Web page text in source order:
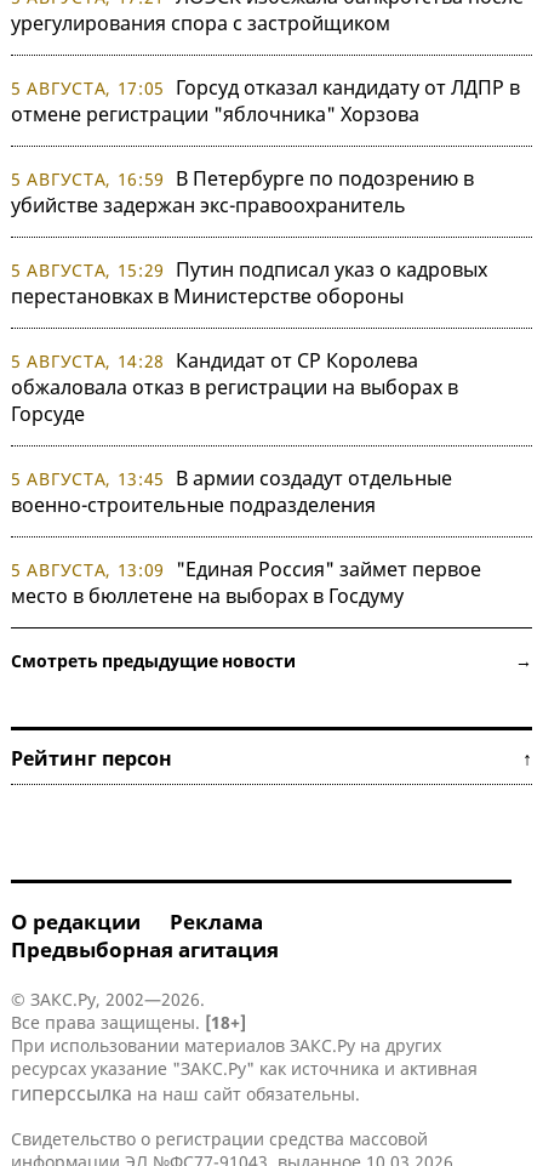
урегулирования спора с застройщиком
5 АВГУСТА, 17:05
Горсуд отказал кандидату от ЛДПР в
отмене регистрации "яблочника" Хорзова
5 АВГУСТА, 16:59
В Петербурге по подозрению в
убийстве задержан экс-правоохранитель
5 АВГУСТА, 15:29
Путин подписал указ о кадровых
перестановках в Министерстве обороны
5 АВГУСТА, 14:28
Кандидат от СР Королева
обжаловала отказ в регистрации на выборах в
Горсуде
5 АВГУСТА, 13:45
В армии создадут отдельные
военно-строительные подразделения
5 АВГУСТА, 13:09
"Единая Россия" займет первое
место в бюллетене на выборах в Госдуму
Смотреть предыдущие новости →
Рейтинг персон ↑
О редакции
Реклама
Предвыборная агитация
© ЗАКС.Ру, 2002—2026.
Все права защищены. [18+]
При использовании материалов ЗАКС.Ру на других
ресурсах указание "ЗАКС.Ру" как источника и активная
гиперссылка на наш сайт обязательны.
Свидетельство о регистрации средства массовой